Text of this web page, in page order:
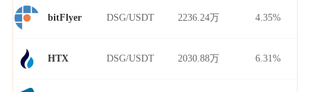
bitFlyer DSG/USDT 2236.24万 4.35%
HTX DSG/USDT 2030.88万 6.31%